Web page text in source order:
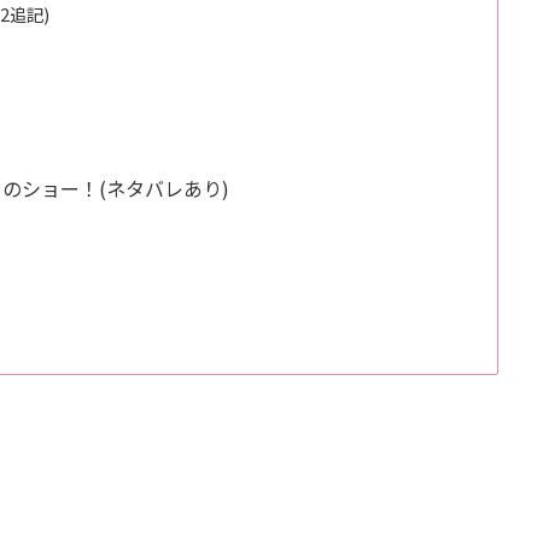
追記)
ショー！(ネタバレあり)